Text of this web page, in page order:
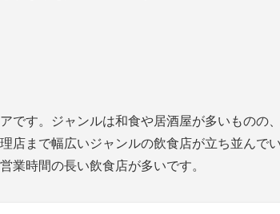
です。ジャンルは和食や居酒屋が多いものの
店まで幅広いジャンルの飲食店が立ち並んで
業時間の長い飲食店が多いです。